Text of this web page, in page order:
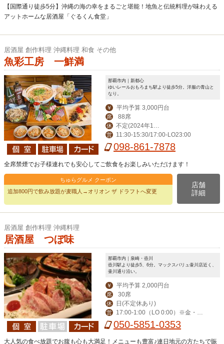
【国際通り徒歩5分】沖縄の海の幸をまるごと堪能！地魚と伝統料理が味わえる
アットホームな居酒屋「ぐるくん食堂」
居酒屋 創作料理 沖縄料理 和食 その他
魚彩工房 一鮮満
那覇市内｜新都心
ゆいレールおもろまち駅より徒歩5分。洋服の青山と
なり。
￥ 平均予算 3,000円台
席 88席
休
不定(2024年12
月31日はお休み,202
5年1月1日はランチ
営 11:30-15:30/17:00-LO23:00
098-861-7878
全席禁煙でお子様連れでも安心してご飲食をお楽しみいただけます！
ちゅらグルメ クーポン
追加800円で飲み放題が麦職人→オリオン ザ ドラフトへ変更
店舗
詳細
居酒屋 創作料理 沖縄料理
居酒屋 つぼ味
那覇市内｜泉崎・壺川
壺川駅より徒歩5、6分。マックスバリュ壷川店近く、
壷川通り沿い。
￥ 平均予算 2,000円台
席 30席
休 日(不定休あり)
営
17:00-1:00（LO 0:00）※金・土・
祝前日-2:00（LO 1:00）
050-5851-0353
大人気の食べ放題でお腹も心も大満足！メニューも豊富♪連日地元の方たちで賑